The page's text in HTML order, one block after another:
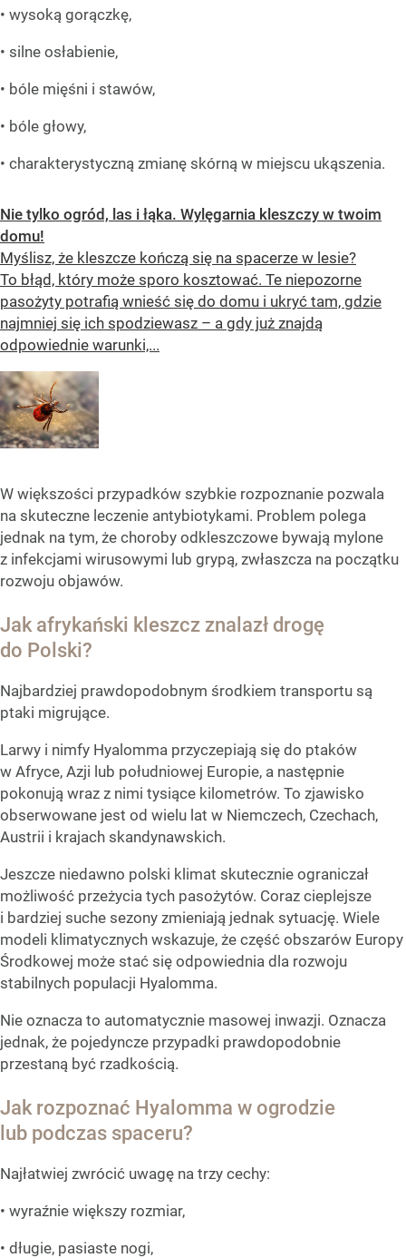
• wysoką gorączkę,
• silne osłabienie,
• bóle mięśni i stawów,
• bóle głowy,
• charakterystyczną zmianę skórną w miejscu ukąszenia.
Nie tylko ogród, las i łąka. Wylęgarnia kleszczy w twoim
domu!
Myślisz, że kleszcze kończą się na spacerze w lesie?
To błąd, który może sporo kosztować. Te niepozorne
pasożyty potrafią wnieść się do domu i ukryć tam, gdzie
najmniej się ich spodziewasz – a gdy już znajdą
odpowiednie warunki,...
W większości przypadków szybkie rozpoznanie pozwala
na skuteczne leczenie antybiotykami. Problem polega
jednak na tym, że choroby odkleszczowe bywają mylone
z infekcjami wirusowymi lub grypą, zwłaszcza na początku
rozwoju objawów.
Jak afrykański kleszcz znalazł drogę
do Polski?
Najbardziej prawdopodobnym środkiem transportu są
ptaki migrujące.
Larwy i nimfy Hyalomma przyczepiają się do ptaków
w Afryce, Azji lub południowej Europie, a następnie
pokonują wraz z nimi tysiące kilometrów. To zjawisko
obserwowane jest od wielu lat w Niemczech, Czechach,
Austrii i krajach skandynawskich.
Jeszcze niedawno polski klimat skutecznie ograniczał
możliwość przeżycia tych pasożytów. Coraz cieplejsze
i bardziej suche sezony zmieniają jednak sytuację. Wiele
modeli klimatycznych wskazuje, że część obszarów Europy
Środkowej może stać się odpowiednia dla rozwoju
stabilnych populacji Hyalomma.
Nie oznacza to automatycznie masowej inwazji. Oznacza
jednak, że pojedyncze przypadki prawdopodobnie
przestaną być rzadkością.
Jak rozpoznać Hyalomma w ogrodzie
lub podczas spaceru?
Najłatwiej zwrócić uwagę na trzy cechy:
• wyraźnie większy rozmiar,
• długie, pasiaste nogi,